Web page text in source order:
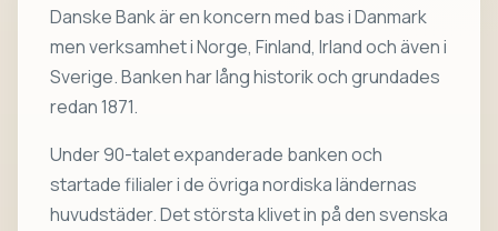
Danske Bank är en koncern med bas i Danmark
men verksamhet i Norge, Finland, Irland och även i
Sverige. Banken har lång historik och grundades
redan 1871.
Under 90-talet expanderade banken och
startade filialer i de övriga nordiska ländernas
huvudstäder. Det största klivet in på den svenska